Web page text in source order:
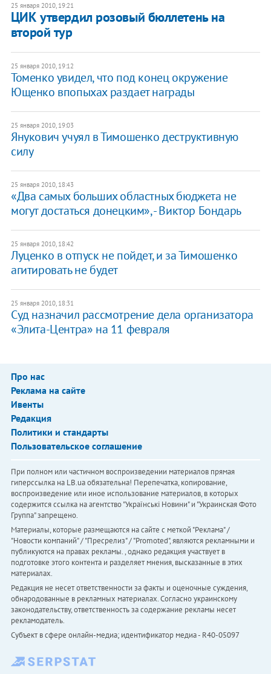
25 января 2010, 19:21
ЦИК утвердил розовый бюллетень на
второй тур
25 января 2010, 19:12
Томенко увидел, что под конец окружение
Ющенко впопыхах раздает награды
25 января 2010, 19:03
Янукович учуял в Тимошенко деструктивную
силу
25 января 2010, 18:43
«Два самых больших областных бюджета не
могут достаться донецким», - Виктор Бондарь
25 января 2010, 18:42
Луценко в отпуск не пойдет, и за Тимошенко
агитировать не будет
25 января 2010, 18:31
Суд назначил рассмотрение дела организатора
«Элита-Центра» на 11 февраля
Про нас
Реклама на сайте
Ивенты
Редакция
Политики и стандарты
Пользовательское соглашение
При полном или частичном воспроизведении материалов прямая
гиперссылка на LB.ua обязательна! Перепечатка, копирование,
воспроизведение или иное использование материалов, в которых
содержится ссылка на агентство "Українськi Новини" и "Украинская Фото
Группа" запрещено.
Материалы, которые размещаются на сайте с меткой "Реклама" /
"Новости компаний" / "Пресрелиз" / "Promoted", являются рекламными и
публикуются на правах рекламы. , однако редакция участвует в
подготовке этого контента и разделяет мнения, высказанные в этих
материалах.
Редакция не несет ответственности за факты и оценочные суждения,
обнародованные в рекламных материалах. Согласно украинскому
законодательству, ответственность за содержание рекламы несет
рекламодатель.
Субъект в сфере онлайн-медиа; идентификатор медиа - R40-05097